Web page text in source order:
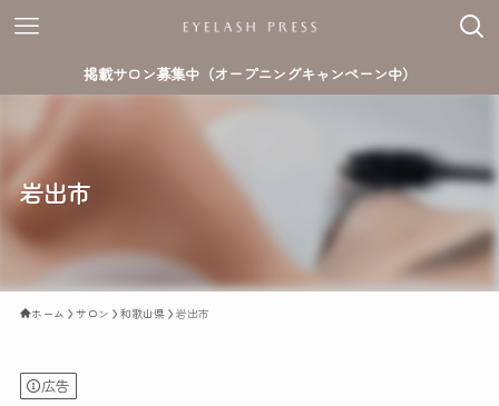
掲載サロン募集中（オープニングキャンペーン中）
岩出市
ホーム サロン 和歌山県 岩出市
広告